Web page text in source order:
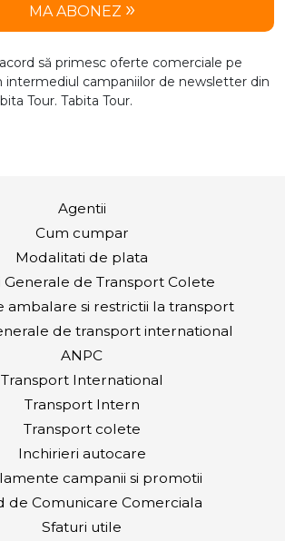
MA ABONEZ
să primesc oferte comerciale pe
intermediul campaniilor de newsletter din
Tour. Tabita Tour.
Agentii
Cum cumpar
Modalitati de plata
Generale de Transport Colete
ambalare si restrictii la transport
de transport international
ANPC
Transport International
Transport Intern
Transport colete
Inchirieri autocare
campanii si promotii
de Comunicare Comerciala
Sfaturi utile